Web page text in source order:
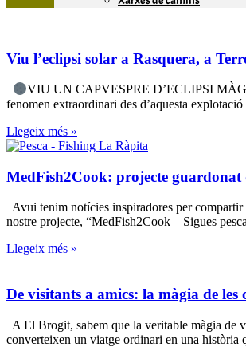
Viu l’eclipsi solar a Rasquera, a
VIU UN CAPVESPRE D’ECLIPSI
fenomen extraordinari des d’aquesta
Llegeix més »
MedFish2Cook: projecte
Avui tenim notícies inspiradores per
nostre projecte, “MedFish2Cook – Sigues
Llegeix més »
De visitants a amics: la màgia de
A El Brogit, sabem que la veritable màgia de
converteixen un viatge ordinari en una història